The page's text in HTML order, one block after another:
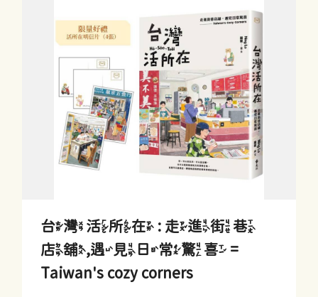
台灣活所在 : 走進街巷
店舖,遇見日常驚喜 =
Taiwan's cozy corners